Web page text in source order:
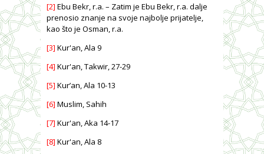
[2] Ebu Bekr, r.a. – Zatim je Ebu Bekr, r.a. dalje
prenosio znanje na svoje najbolje prijatelje,
kao što je Osman, r.a.
[3] Kur'an, Ala 9
[4] Kur'an, Takwir, 27-29
[5] Kur’an, Ala 10-13
[6] Muslim, Sahih
[7] Kur'an, Aka 14-17
[8] Kur'an, Ala 8